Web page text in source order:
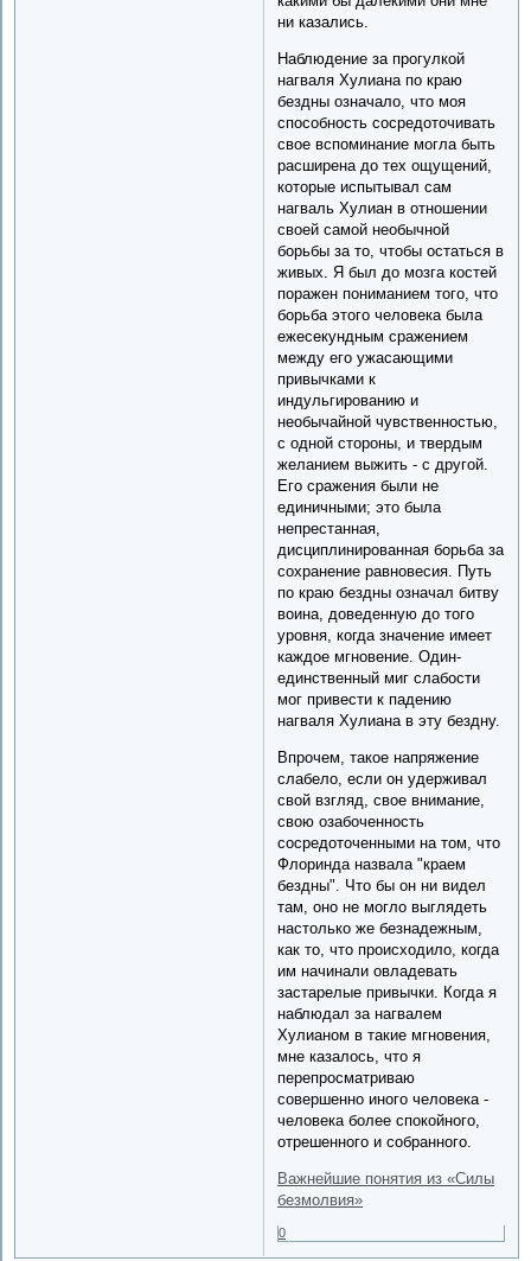
ни казались.
Наблюдение за прогулкой
нагваля Хулиана по краю
бездны означало, что моя
способность сосредоточивать
свое вспоминание могла быть
расширена до тех ощущений,
которые испытывал сам
нагваль Хулиан в отношении
своей самой необычной
борьбы за то, чтобы остаться в
живых. Я был до мозга костей
поражен пониманием того, что
борьба этого человека была
ежесекундным сражением
между его ужасающими
привычками к
индульгированию и
необычайной чувственностью,
с одной стороны, и твердым
желанием выжить - с другой.
Его сражения были не
единичными; это была
непрестанная,
дисциплинированная борьба за
сохранение равновесия. Путь
по краю бездны означал битву
воина, доведенную до того
уровня, когда значение имеет
каждое мгновение. Один-
единственный миг слабости
мог привести к падению
нагваля Хулиана в эту бездну.
Впрочем, такое напряжение
слабело, если он удерживал
свой взгляд, свое внимание,
свою озабоченность
сосредоточенными на том, что
Флоринда назвала "краем
бездны". Что бы он ни видел
там, оно не могло выглядеть
настолько же безнадежным,
как то, что происходило, когда
им начинали овладевать
застарелые привычки. Когда я
наблюдал за нагвалем
Хулианом в такие мгновения,
мне казалось, что я
перепросматриваю
совершенно иного человека -
человека более спокойного,
отрешенного и собранного.
Важнейшие понятия из «Силы
безмолвия»
0